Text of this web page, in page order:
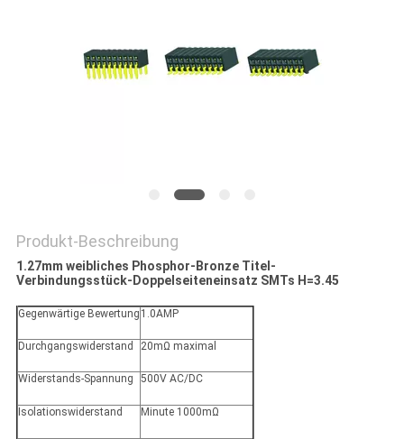
POLICY
Produkt-Beschreibung
1.27mm weibliches Phosphor-Bronze Titel-
Verbindungsstück-Doppelseiteneinsatz SMTs H=3.45
Gegenwärtige Bewertung 1.0AMP
Durchgangswiderstand 20mΩ maximal
Widerstands-Spannung 500V AC/DC
Isolationswiderstand Minute 1000mΩ